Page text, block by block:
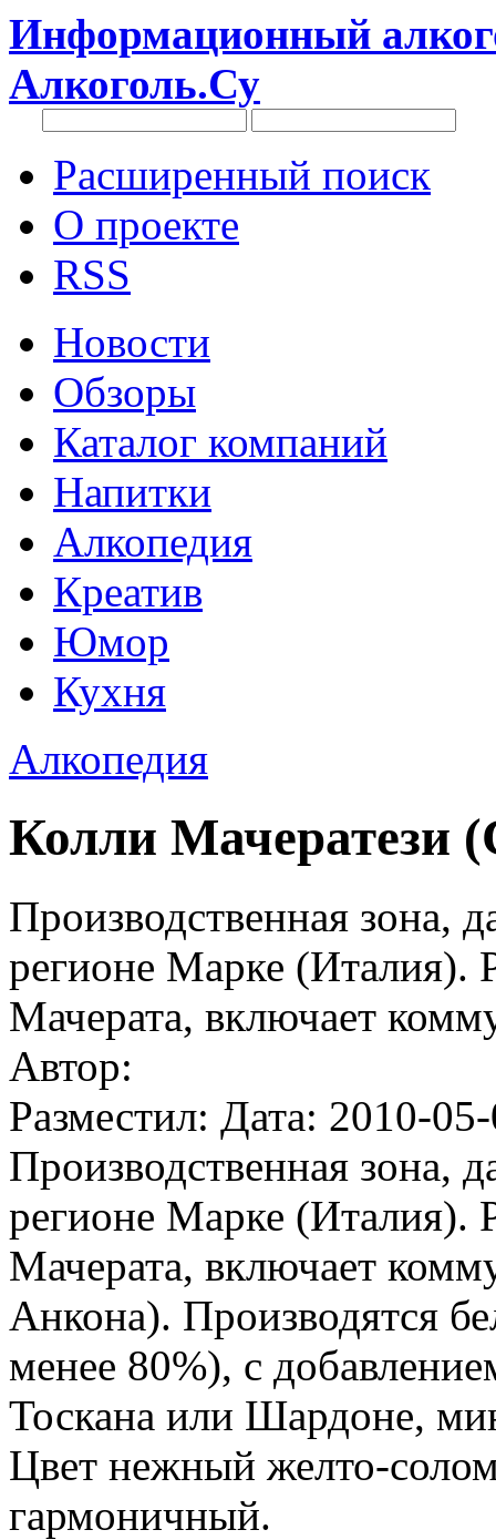
Информационный
Алкоголь.Су
Расширенный поиск
О проекте
RSS
Новости
Обзоры
Каталог компаний
Напитки
Алкопедия
Креатив
Юмор
Кухня
Алкопедия
Колли Мачератези
Производственная зона,
регионе Марке (Италия).
Мачерата, включает
Автор:
Разместил: Дата: 2010-
Производственная зона,
регионе Марке (Италия).
Мачерата, включает
Анкона). Производятся
менее 80%), с
Тоскана или Шардоне,
Цвет нежный желто-
гармоничный.